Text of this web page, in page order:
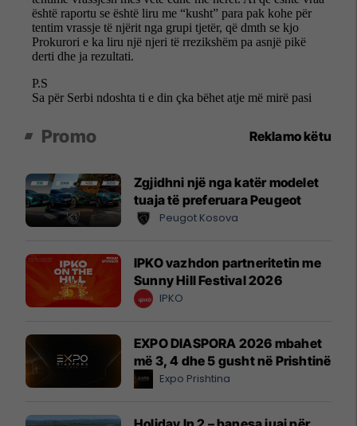
Promo Reklamo këtu
Zgjidhni një nga katër modelet
tuaja të preferuara Peugeot
Peugot Kosova
IPKO vazhdon partneritetin me
Sunny Hill Festival 2026
IPKO
EXPO DIASPORA 2026 mbahet
më 3, 4 dhe 5 gusht në Prishtinë
Expo Prishtina